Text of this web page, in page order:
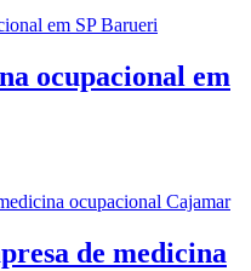
ocupacional em
de medicina